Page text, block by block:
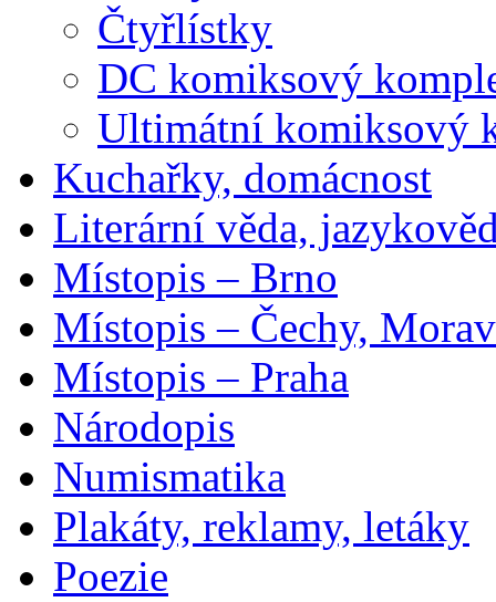
Čtyřlístky
DC komiksový
Ultimátní komiksový
Kuchařky, domácnost
Literární věda,
Místopis – Brno
Místopis – Čechy,
Místopis – Praha
Národopis
Numismatika
Plakáty, reklamy, letáky
Poezie